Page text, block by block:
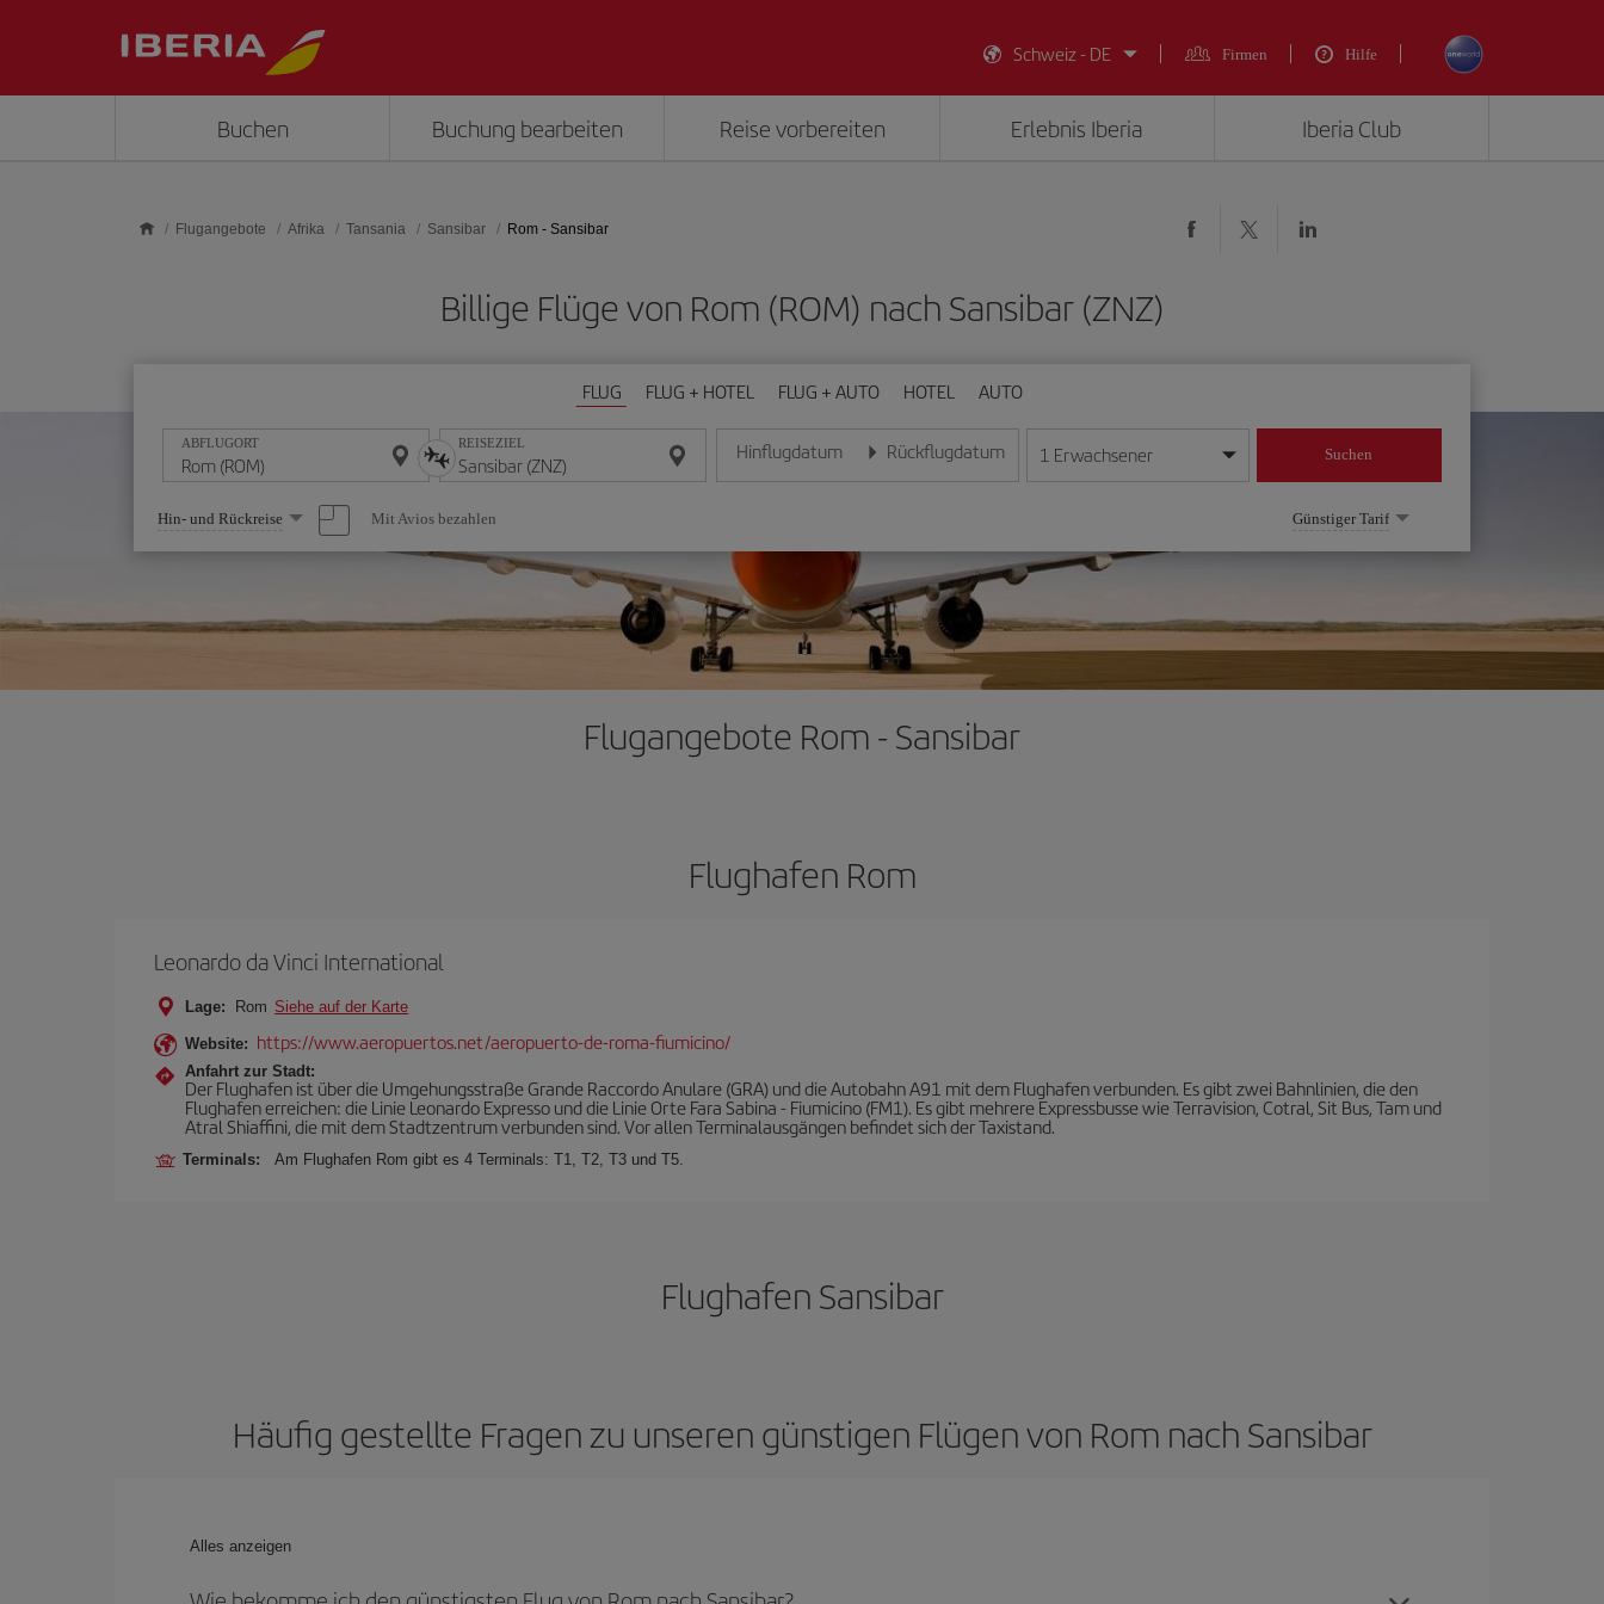
Schweiz - DE
Firmen Hilfe
Buchen Buchung bearbeiten Reise vorbereiten Erlebnis Iberia Iberia Club
Flugangebote Afrika Tansania Sansibar Rom - Sansibar
Billige Flüge von Rom (ROM) nach Sansibar (ZNZ)
FLUG FLUG + HOTEL FLUG + AUTO HOTEL AUTO
ABFLUGORT REISEZIEL Hinflugdatum
Geben Sie das Datum im Format Tag/Monat/Jahr ein
Rückflugdatum
Geben Sie das Datum im Format Tag/Monat/Jahr ein
1 Erwachsener Suchen
Wählen
Sie
eine
Hin- und Rückreise Mit Avios bezahlen Günstiger Tarif
Flugangebote Rom - Sansibar
Flughafen Rom
Leonardo da Vinci International
Lage: Rom Siehe auf der Karte
Website: https://www.aeropuertos.net/aeropuerto-de-roma-fiumicino/
Anfahrt zur Stadt:
Der Flughafen ist über die Umgehungsstraße Grande Raccordo Anulare (GRA) und die Autobahn A91 mit dem Flughafen verbunden. Es gibt zwei Bahnlinien, die den
Flughafen erreichen: die Linie Leonardo Expresso und die Linie Orte Fara Sabina - Fiumicino (FM1). Es gibt mehrere Expressbusse wie Terravision, Cotral, Sit Bus, Tam und
Atral Shiaffini, die mit dem Stadtzentrum verbunden sind. Vor allen Terminalausgängen befindet sich der Taxistand.
Terminals: Am Flughafen Rom gibt es 4 Terminals: T1, T2, T3 und T5.
Flughafen Sansibar
Häufig gestellte Fragen zu unseren günstigen Flügen von Rom nach Sansibar
Alles anzeigen